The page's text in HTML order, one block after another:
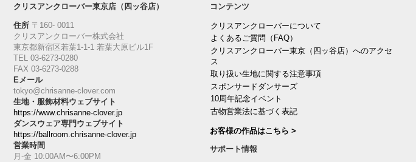
クリスアンクローバー東京店（四ッ谷店）
住所〒160‐ 0011
クリスアンクローバー株式会社
東京都新宿区若葉1‐1-1 若葉大原ビル1F
TEL 03-6273-0280
FAX 03-6273-0288
Eメール
tokyo@chrisanne-clover.com
生地・服飾材料ウェブサイト
https://www.chrisanne-clover.jp
ダンスウェア専門ウェブサイト
https://ballroom.chrisanne-clover.jp
営業時間
月-金 10:00AM〜6:00PM
コンテンツ
クリスアンクローバーについて
よくあるご質問（FAQ）
クリスアンクローバー東京（四ッ谷店）へのアクセ
ス
取り扱い生地に関する注意事項
スポンサードダンサーズ
10周年記念イベント
古物営業法に基づく表記
お客様の作品はこちら >
サポート情報